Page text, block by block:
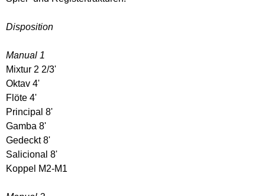
Disposition
Manual 1
Mixtur 2 2/3'
Oktav 4'
Flöte 4'
Principal 8'
Gamba 8'
Gedeckt 8'
Salicional 8'
Koppel M2-M1